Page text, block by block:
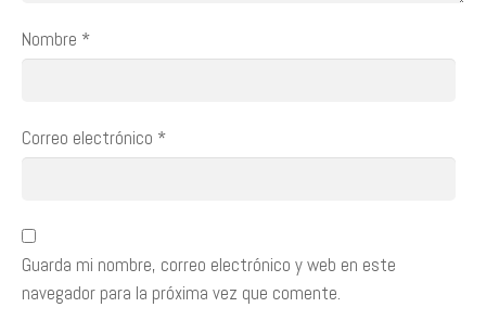
Nombre *
Correo electrónico *
Guarda mi nombre, correo electrónico y web en este
navegador para la próxima vez que comente.